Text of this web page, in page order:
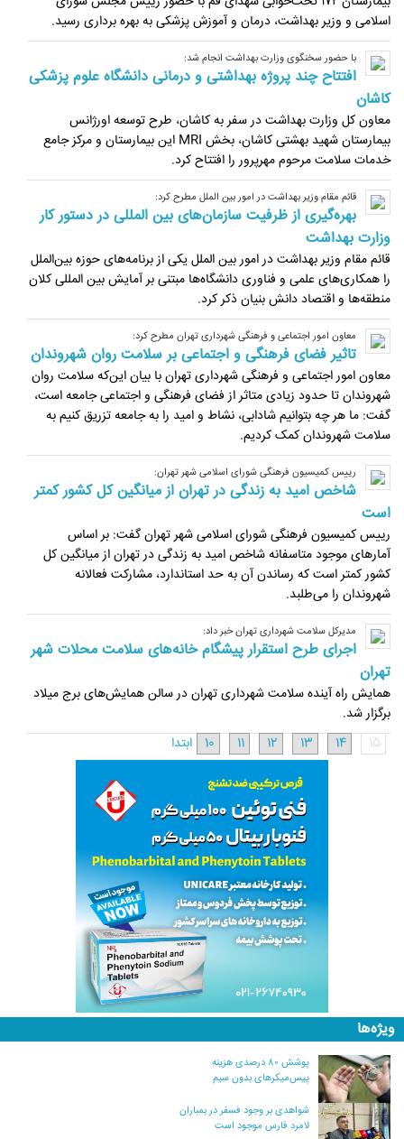
اسلامی و وزیر بهداشت، درمان و آموزش پزشکی به بهره برداری رسید.
با حضور سخنگوی وزارت بهداشت انجام شد:
افتتاح چند پروژه بهداشتی و درمانی دانشگاه علوم پزشکی
کاشان
معاون کل وزارت بهداشت در سفر به کاشان، طرح توسعه اورژانس
بیمارستان شهید بهشتی کاشان، بخش MRI این بیمارستان و مرکز جامع
خدمات سلامت مرحوم مهرپرور را افتتاح کرد.
قائم مقام وزیر بهداشت در امور بین الملل مطرح کرد:
بهره‌گیری از ظرفیت سازمان‌های بین المللی در دستور کار
وزارت بهداشت
قائم مقام وزیر بهداشت در امور بین الملل یکی از برنامه‌های حوزه بین‌الملل
را همکاری‌های علمی و فناوری دانشگاه‌ها مبتنی بر آمایش بین المللی کلان
منطقه‌ها و اقتصاد دانش بنیان ذکر کرد.
معاون امور اجتماعی و فرهنگی شهرداری تهران مطرح کرد:
تاثیر فضای فرهنگی و اجتماعی بر سلامت روان شهروندان
معاون امور اجتماعی و فرهنگی شهرداری تهران با بیان این‌که سلامت روان
شهروندان تا حدود زیادی متاثر از فضای فرهنگی و اجتماعی جامعه است،
گفت: ما هر چه بتوانیم شادابی، نشاط و امید را به جامعه تزریق کنیم به
سلامت شهروندان کمک کردیم.
رییس کمیسیون فرهنگی شورای اسلامی شهر تهران:
شاخص امید به زندگی در تهران از میانگین کل کشور کمتر
است
رییس کمیسیون فرهنگی شورای اسلامی شهر تهران گفت: بر اساس
آمارهای موجود متاسفانه شاخص امید به زندگی در تهران از میانگین کل
کشور کمتر است که رساندن آن به حد استاندارد، مشارکت فعالانه
شهروندان را می‌طلبد.
مدیرکل سلامت شهرداری تهران خبر داد:
اجرای طرح استقرار پیشگام خانه‌های سلامت محلات شهر
تهران
همایش راه آینده سلامت شهرداری تهران در سالن همایش‌های برج میلاد
برگزار شد.
10
11 12 13 14 15 ابتدا
ویژه‌ها
پوشش ۸۰ درصدی هزینه
پیس‌میکرهای بدون سیم
شواهدی بر وجود فسفر در بمباران
لامرد فارس موجود است